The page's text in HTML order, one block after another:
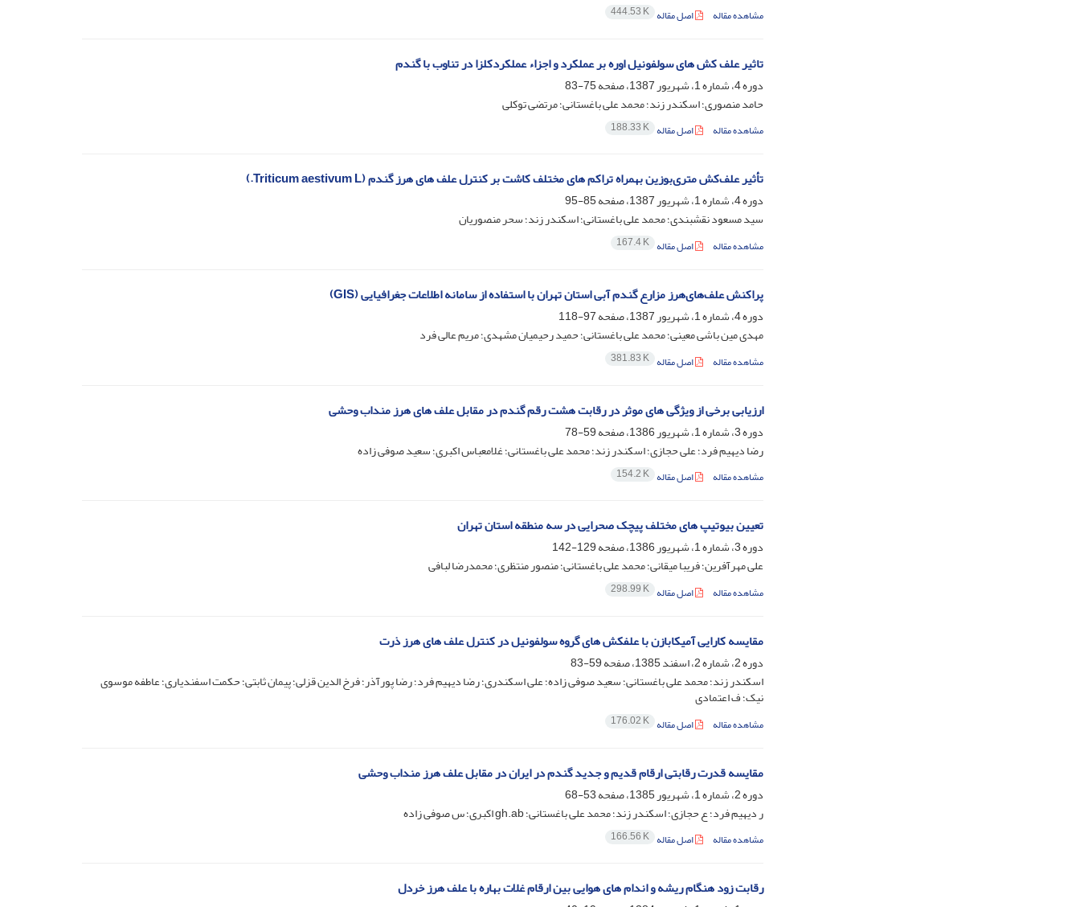
مشاهده مقاله اصل مقاله 444.53 K
تاثیر علف کش های سولفونیل اوره بر عملکرد و اجزاء عملکردکلزا در تناوب با گندم
دوره 4، شماره 1، شهریور 1387، صفحه
75-83
حامد منصوری؛ اسکندر زند؛ محمد علی باغستانی؛ مرتضی توکلی
مشاهده مقاله اصل مقاله 188.33 K
تأثیر علف‌کش متری‌بوزین بهمراه تراکم های مختلف کاشت بر کنترل علف های‏ هرز گندم (Triticum aestivum L.)
دوره 4، شماره 1، شهریور 1387، صفحه
85-95
سید مسعود نقشبندی؛ محمد علی باغستانی؛ اسکندر زند؛ سحر منصوریان
مشاهده مقاله اصل مقاله 167.4 K
پراکنش علف‌های‌هرز مزارع گندم آبی استان تهران با استفاده از سامانه اطلاعات جغرافیایی (GIS)
دوره 4، شماره 1، شهریور 1387، صفحه
97-118
مهدی مین باشی معینی؛ محمد علی باغستانی؛ حمید رحیمیان مشهدی؛ مریم عالی فرد
مشاهده مقاله اصل مقاله 381.83 K
ارزیابی برخی از ویژگی های موثر در رقابت هشت رقم گندم در مقابل علف های هرز منداب وحشی
دوره 3، شماره 1، شهریور 1386، صفحه
59-78
رضا دیهیم فرد؛ علی حجازی؛ اسکندر زند؛ محمد علی باغستانی؛ غلامعباس اکبری؛ سعید صوفی زاده
مشاهده مقاله اصل مقاله 154.2 K
تعیین بیوتیپ های مختلف پیچک صحرایی در سه منطقه استان تهران
دوره 3، شماره 1، شهریور 1386، صفحه
129-142
علی مهرآفرین؛ فریبا میقانی؛ محمد علی باغستانی؛ منصور منتظری؛ محمدرضا لبافی
مشاهده مقاله اصل مقاله 298.99 K
مقایسه کارایی آمیکابازن با علفکش های گروه سولفونیل در کنترل علف های هرز ذرت
دوره 2، شماره 2، اسفند 1385، صفحه
59-83
اسکندر زند؛ محمد علی باغستانی؛ سعید صوفی زاده؛ علی اسکندری؛ رضا دیهیم فرد؛ رضا پورآذر؛ فرخ الدین قزلی؛ پیمان ثابتی؛ حکمت اسفندیاری؛ عاطفه موسوی
نیک؛ ف اعتمادی
مشاهده مقاله اصل مقاله 176.02 K
مقایسه قدرت رقابتی ارقام قدیم و جدید گندم در ایران در مقابل علف هرز منداب وحشی
دوره 2، شماره 1، شهریور 1385، صفحه
53-68
ر دیهیم فرد؛ ع حجازی؛ اسکندر زند؛ محمد علی باغستانی؛ gh.ab اکبری؛ س صوفی زاده
مشاهده مقاله اصل مقاله 166.56 K
رقابت زود هنگام ریشه و اندام های هوایی بین ارقام غلات بهاره با علف هرز خردل